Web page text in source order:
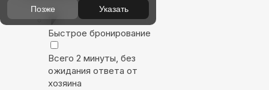
Быстрое бронирование
Всего 2 минуты, без
ожидания ответа от
хозяина
Позже Указать